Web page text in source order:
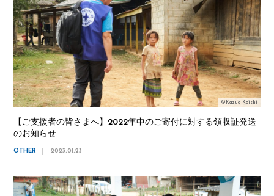
©Kazuo Koishi
【ご支援者の皆さまへ】2022年中のご寄付に対する領収証発送
のお知らせ
OTHER 2023.01.23